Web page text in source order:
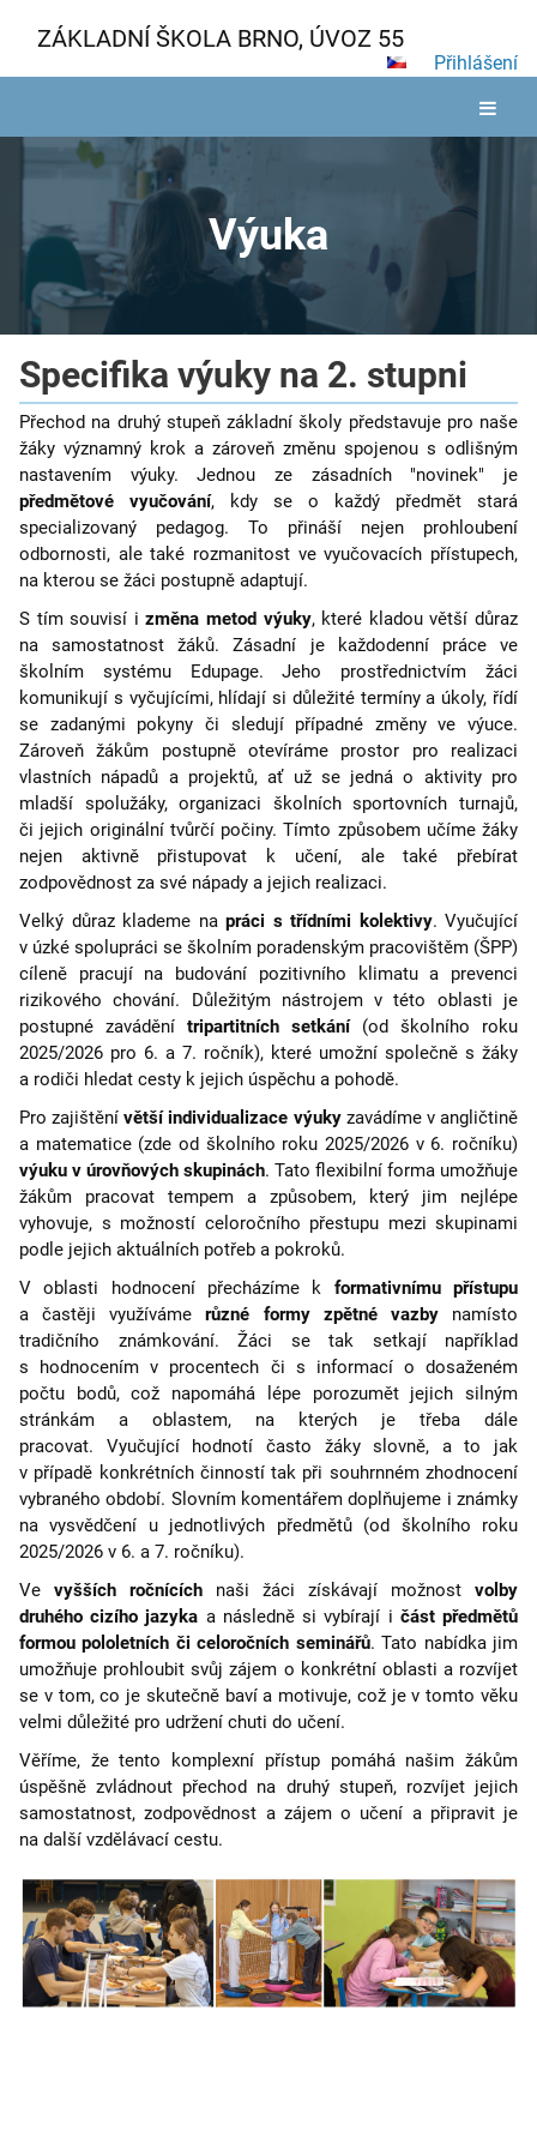
ZÁKLADNÍ ŠKOLA BRNO, ÚVOZ 55
Přihlášení
Výuka
Výuka
Specifika výuky na 2. stupni
Přechod na druhý stupeň základní školy představuje pro naše
žáky významný krok a zároveň změnu spojenou s odlišným
nastavením výuky. Jednou ze zásadních "novinek" je
předmětové vyučování, kdy se o každý předmět stará
specializovaný pedagog. To přináší nejen prohloubení
odbornosti, ale také rozmanitost ve vyučovacích přístupech,
na kterou se žáci postupně adaptují.
S tím souvisí izměna metod výuky, které kladou větší důraz
na samostatnost žáků.Zásadní je každodenní práce ve
školním systému Edupage. Jeho prostřednictvím žáci
komunikují s vyčujícími, hlídají si důležité termíny a úkoly, řídí
se zadanými pokyny či sledují případné změny ve výuce.
Zároveň žákům postupně otevíráme prostor pro realizaci
vlastních nápadů a projektů, ať už se jedná o aktivity pro
mladší spolužáky, organizaci školních sportovních turnajů,
či jejich originální tvůrčí počiny. Tímto způsobem učíme žáky
nejen aktivně přistupovat k učení, ale také přebírat
zodpovědnost za své nápady a jejich realizaci.
Velký důraz klademe na práci s třídními kolektivy. Vyučující
v úzké spolupráci se školním poradenským pracovištěm (ŠPP)
cíleně pracují na budování pozitivního klimatu a prevenci
rizikového chování. Důležitým nástrojem v této oblasti je
postupné zavádění tripartitních setkání(od školního roku
2025/2026 pro 6. a 7. ročník), které umožní společně s žáky
a rodiči hledat cesty k jejich úspěchu a pohodě.
Pro zajištěnívětší individualizace výukyzavádíme v angličtině
a matematice (zde od školního roku 2025/2026 v 6. ročníku)
výuku v úrovňových skupinách. Tato flexibilní forma umožňuje
žákům pracovat tempem a způsobem, který jim nejlépe
vyhovuje, s možností celoročního přestupu mezi skupinami
podle jejich aktuálních potřeb a pokroků.
V oblasti hodnocení přecházíme k formativnímu přístupu
a častěji využívámerůzné formy zpětné vazbynamísto
tradičního známkování. Žáci se tak setkají například
s hodnocením v procentech či s informací o dosaženém
počtu bodů, což napomáhá lépe porozumět jejich silným
stránkám a oblastem, na kterých je třeba dále
pracovat. Vyučující hodnotí často žáky slovně, a to jak
v případě konkrétních činností tak při souhrnném zhodnocení
vybraného období. Slovním komentářem doplňujeme i známky
na vysvědčení u jednotlivých předmětů (od školního roku
2025/2026 v 6. a 7. ročníku).
Ve vyšších ročnících naši žáci získávají možnost volby
druhého cizího jazyka a následně si vybírají i část předmětů
formou pololetních či celoročních seminářů. Tato nabídka jim
umožňuje prohloubit svůj zájem o konkrétní oblasti a rozvíjet
se v tom, co je skutečně baví a motivuje, což je v tomto věku
velmi důležité pro udržení chuti do učení.
Věříme, že tento komplexní přístup pomáhá našim žákům
úspěšně zvládnout přechod na druhý stupeň, rozvíjet jejich
samostatnost, zodpovědnost a zájem o učení a připravit je
na další vzdělávací cestu.